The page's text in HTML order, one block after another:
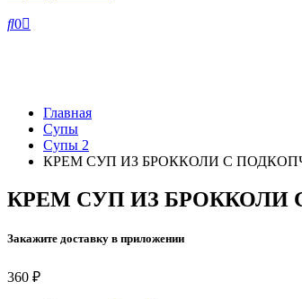
0
Главная
Супы
Супы 2
КРЕМ СУП ИЗ БРОККОЛИ С
КРЕМ СУП ИЗ
Закажите доставку в приложении
360 ₽